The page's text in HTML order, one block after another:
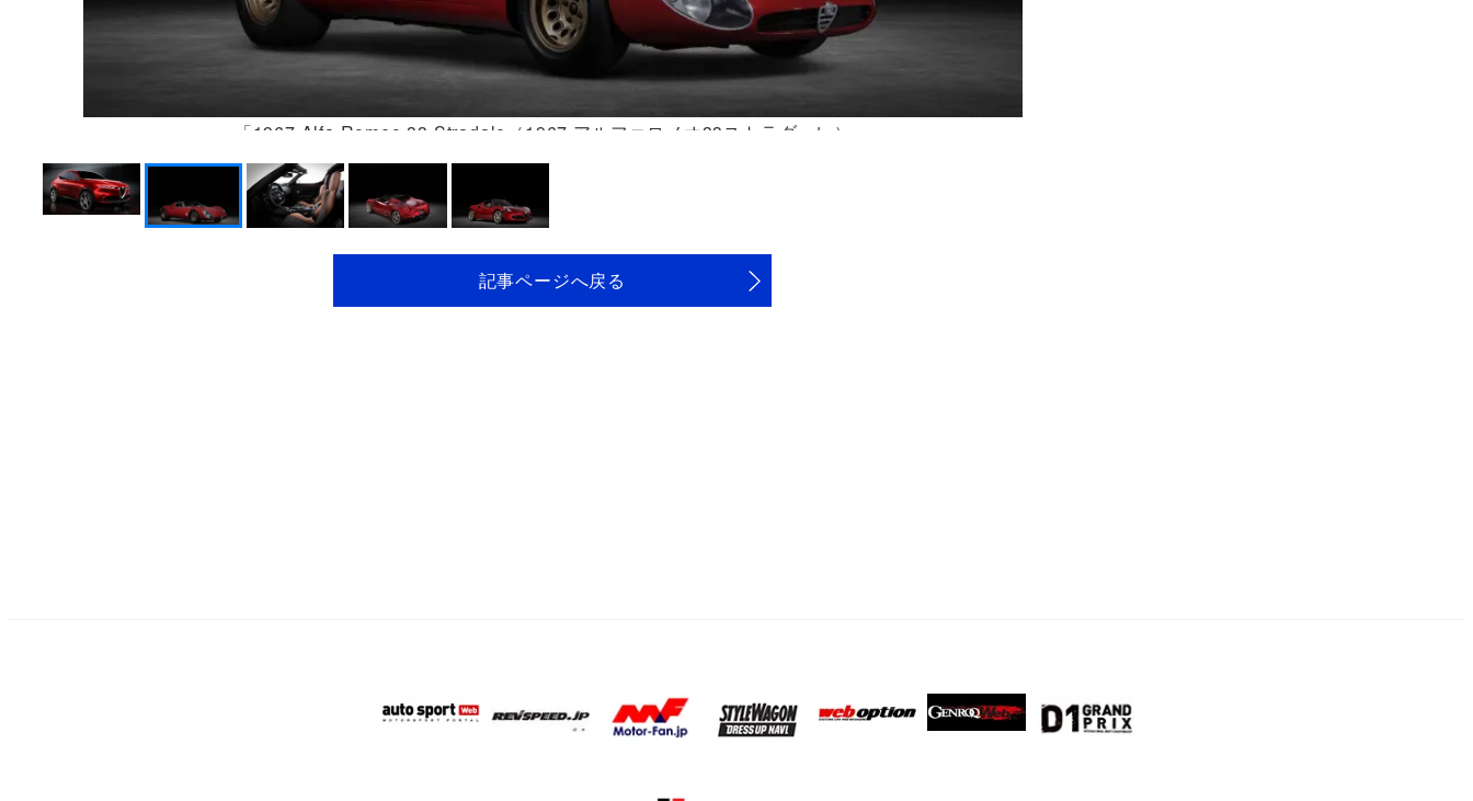
「1967 Alfa Romeo 33 Stradale（1967 アルファロメオ33ストラダーレ）」
記事ページへ戻る